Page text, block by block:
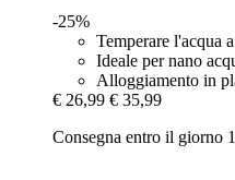
-25%
Temperare l'acqua
Ideale per nano
Alloggiamento in
€ 26,99 € 35,99
Consegna entro il giorno